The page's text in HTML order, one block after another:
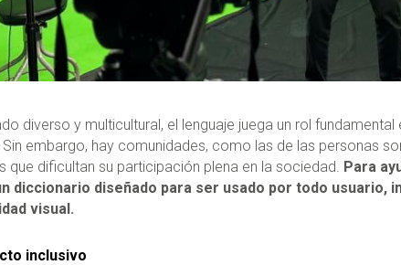
diverso y multicultural, el lenguaje juega un rol
Sin embargo, hay comunidades, como las de las personas
que dificultan su participación plena en la sociedad. Para
diccionario diseñado para ser usado por todo usuario,
visual.
inclusivo